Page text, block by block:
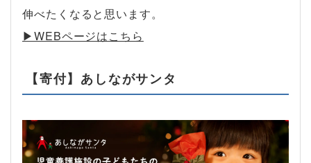
伸べたくなると思います。
▶︎WEBページはこちら
【寄付】あしながサンタ